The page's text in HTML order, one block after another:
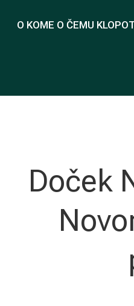
O KOME O ČEMU
Doček